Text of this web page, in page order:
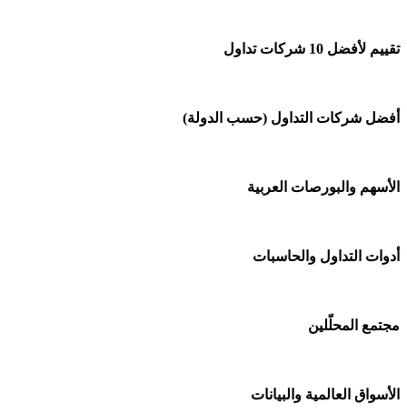
تقييم لأفضل 10 شركات تداول
شركة Capital.com
منصة بينانس
شركة Xm
أفضل شركات التداول (حسب الدولة)
شركات تداول في السعودية
شركات تداول في قطر
شركات تداول في عُمان
الأسهم والبورصات العربية
🌍 كل البورصات العربية
🇪🇬 البورصة المصرية
أدوات التداول والحاسبات
🕌 حاسبة الزكاة
مجتمع المحلّلين
🧱 حائط المجتمع
الأسواق العالمية والبيانات